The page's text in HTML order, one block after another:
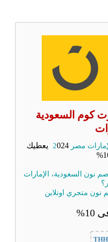
كوم السعودية
مصر 2
024 يعطيك
نون السعودية، الإمارات
نون متجري اونلاين